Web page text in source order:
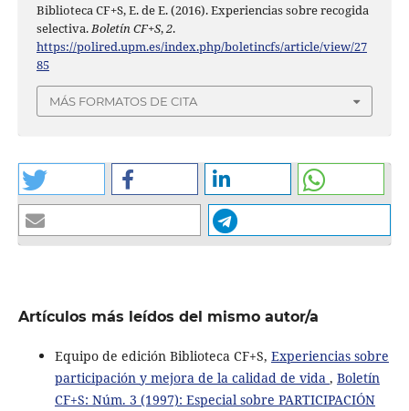
Biblioteca CF+S, E. de E. (2016). Experiencias sobre recogida
selectiva.Boletín CF+S,2.
https://polired.upm.es/index.php/boletincfs/article/view/27
85
MÁS FORMATOS DE CITA
Artículos más leídos del mismo autor/a
Equipo de edición Biblioteca CF+S, Experiencias sobre
participación y mejora de la calidad de vida , Boletín
CF+S: Núm. 3 (1997): Especial sobre PARTICIPACIÓN